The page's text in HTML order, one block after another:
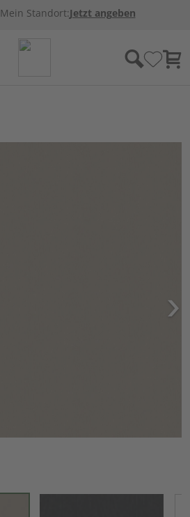
Mein Standort:Jetzt angeben